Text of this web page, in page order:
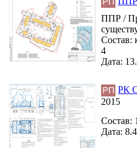
ППР /
Состав:
4
Дата:
РК
2015
Состав:
Дата: